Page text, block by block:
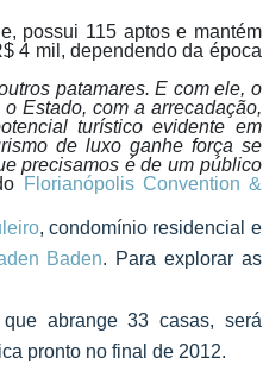
possui 115 aptos e mantém
4 mil, dependendo da época
patamares. E com ele, o
Estado, com a arrecadação,
turístico evidente em
de luxo ganhe força se
precisamos é de um público
Florianópolis Convention &
, condomínio residencial e
Baden. Para explorar as
abrange 33 casas, será
pronto no final de 2012.